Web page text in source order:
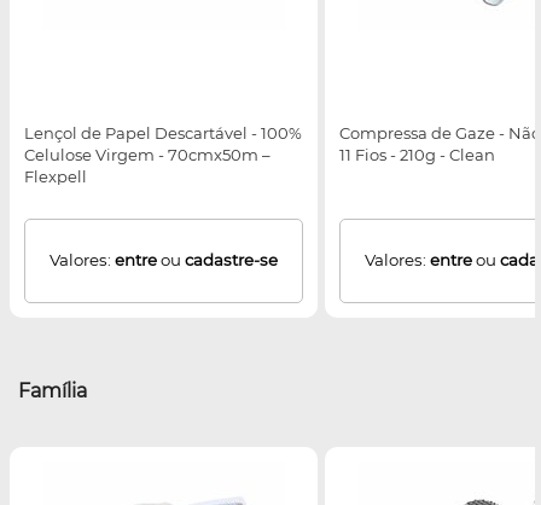
Lençol de Papel Descartável - 100%
Celulose Virgem - 70cmx50m –
Flexpell
Valores: entreou cadastre-se
Compressa de Gaze -
11 Fios - 210g - Clean
Valores: entreou
Família